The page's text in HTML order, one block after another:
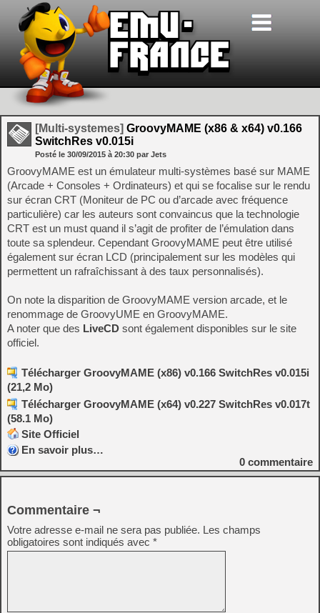
[Multi-systemes] GroovyMAME (x86 & x64) v0.166
SwitchRes v0.015i
Posté le 30/09/2015 à 20:30 par Jets
GroovyMAME est un émulateur multi-systèmes basé sur MAME
(Arcade + Consoles + Ordinateurs) et qui se focalise sur le rendu
sur écran CRT (Moniteur de PC ou d’arcade avec fréquence
particulière) car les auteurs sont convaincus que la technologie
CRT est un must quand il s’agit de profiter de l’émulation dans
toute sa splendeur. Cependant GroovyMAME peut être utilisé
également sur écran LCD (principalement sur les modèles qui
permettent un rafraîchissant à des taux personnalisés).
On note la disparition de GroovyMAME version arcade, et le
renommage de GroovyUME en GroovyMAME.
A noter que des LiveCD sont également disponibles sur le site
officiel.
Télécharger GroovyMAME (x86) v0.166 SwitchRes v0.015i
(21,2 Mo)
Télécharger GroovyMAME (x64) v0.227 SwitchRes v0.017t
(58.1 Mo)
Site Officiel
En savoir plus…
0 commentaire
Commentaire ¬
Votre adresse e-mail ne sera pas publiée. Les champs
obligatoires sont indiqués avec *